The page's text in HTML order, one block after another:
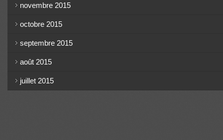
novembre 2015
octobre 2015
septembre 2015
août 2015
juillet 2015